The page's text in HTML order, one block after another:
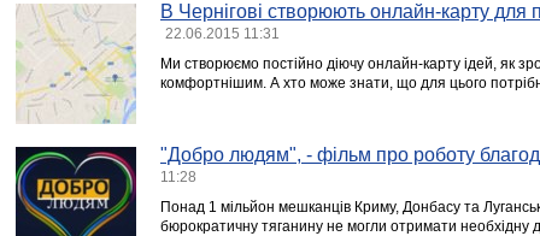
В Чернігові створюють онлайн-карту для
22.06.2015 11:31
Ми створюємо постійно діючу онлайн-карту ідей, як
комфортнішим. А хто може знати, що для цього
"Добро людям", - фільм про роботу
11:28
Понад 1 мільйон мешканців Криму, Донбасу та
бюрократичну тяганину не могли отримати необхідну